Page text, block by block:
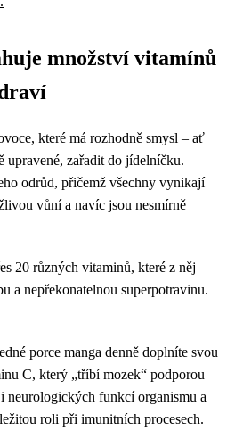
množství vitamínů
které má rozhodně smysl – ať
upravené, zařadit do jídelníčku.
odrůd, přičemž všechny vynikají
vůní a navíc jsou nesmírně
20 různých vitaminů, které z něj
a nepřekonatelnou superpotravinu.
porce manga denně doplníte svou
C, který „tříbí mozek“ podporou
neurologických funkcí organismu a
roli při imunitních procesech.